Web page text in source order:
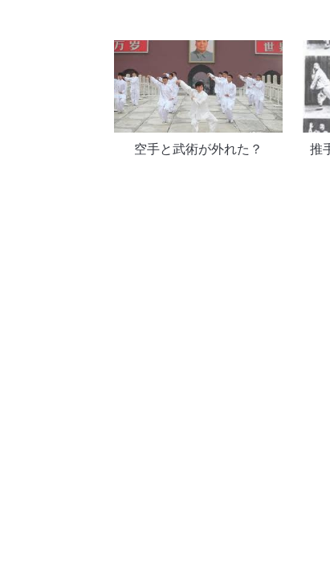
空手と武術が外れた？ 推